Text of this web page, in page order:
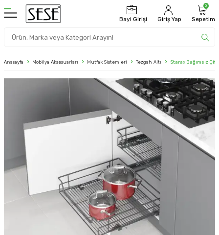
Bayi Girişi Giriş Yap
0
Sepetim
Anasayfa Mobilya Aksesuarları Mutfak Sistemleri Tezgah Altı Starax Bağımsız